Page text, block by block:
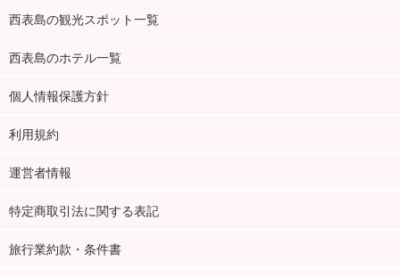
西表島の観光スポット一覧
西表島のホテル一覧
個人情報保護方針
利用規約
運営者情報
特定商取引法に関する表記
旅行業約款・条件書